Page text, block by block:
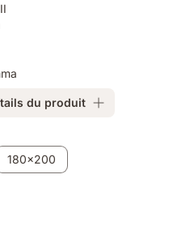
du produit
180x200